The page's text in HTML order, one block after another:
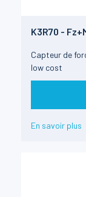
K3R70 -
Capteur de
low cost
En savoir plus